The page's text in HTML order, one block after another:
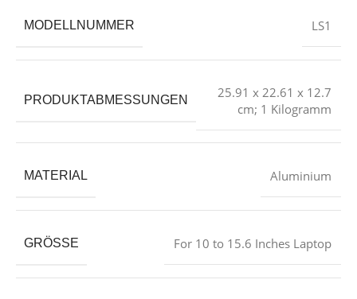
MODELLNUMMER ‎LS1
PRODUKTABMESSUNGEN
‎25.91 x 22.61 x 12.7
cm; 1 Kilogramm
MATERIAL ‎Aluminium
GRÖSSE ‎For 10 to 15.6 Inches Laptop